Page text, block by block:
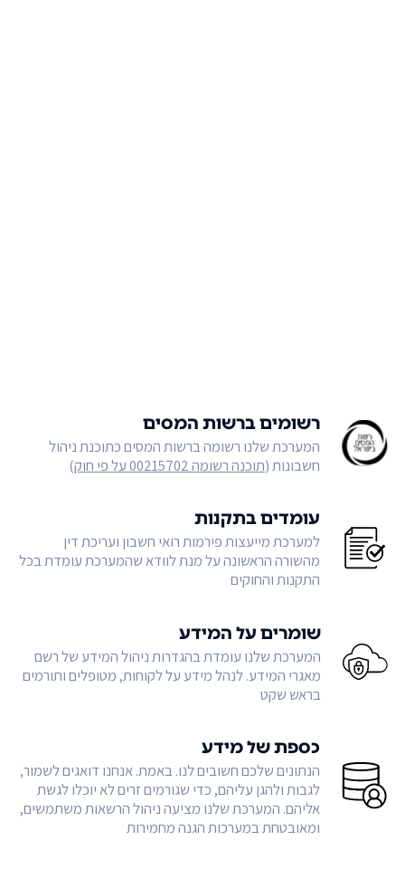
רשומים ברשות המסים
המערכת שלנו רשומה ברשות המסים כתוכנת ניהול
חשבונות (תוכנה רשומה 00215702 על פי חוק )
עומדים בתקנות
למערכת מייעצות פירמות רואי חשבון ועריכת דין
מהשורה הראשונה על מנת לוודא שהמערכת עומדת בכל
התקנות והחוקים
שומרים על המידע
המערכת שלנו עומדת בהגדרות ניהול המידע של רשם
מאגרי המידע. לנהל מידע על לקוחות, מטופלים ותורמים
בראש שקט
כספת של מידע
הנתונים שלכם חשובים לנו. באמת. אנחנו דואגים לשמור,
לגבות ולהגן עליהם, כדי שגורמים זרים לא יוכלו לגשת
אליהם. המערכת שלנו מציעה ניהול הרשאות משתמשים,
ומאובטחת במערכות הגנה מחמירות